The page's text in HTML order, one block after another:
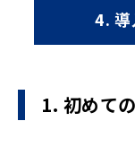
4. 導
1. 初めて